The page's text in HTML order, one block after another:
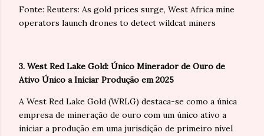
Fonte: Reuters: As gold prices surge, West Africa mine
operators launch drones to detect wildcat miners
3. West Red Lake Gold: Único Minerador de Ouro de
Ativo Único a Iniciar Produção em 2025
A West Red Lake Gold (WRLG) destaca-se como a única
empresa de mineração de ouro com um único ativo a
iniciar a produção em uma jurisdição de primeiro nível